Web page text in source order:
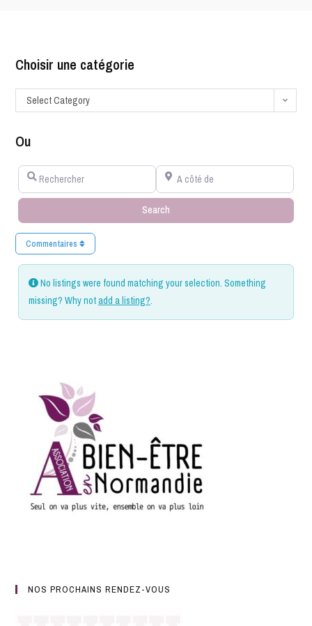
Choisir une catégorie
Select Category
Ou
Rechercher A côté de
Search
Commentaires
No listings were found matching your selection. Something
missing? Why notadd a listing?.
NOS PROCHAINS RENDEZ-VOUS